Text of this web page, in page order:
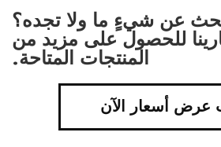
عن شيءٍ ما ولا تجده؟
للحصول على مزيد من
المنتجات المتاحة.
عرض أسعار الآن